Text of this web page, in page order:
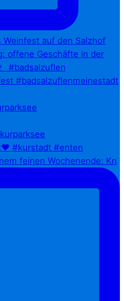
feinen Wochenende: Kn